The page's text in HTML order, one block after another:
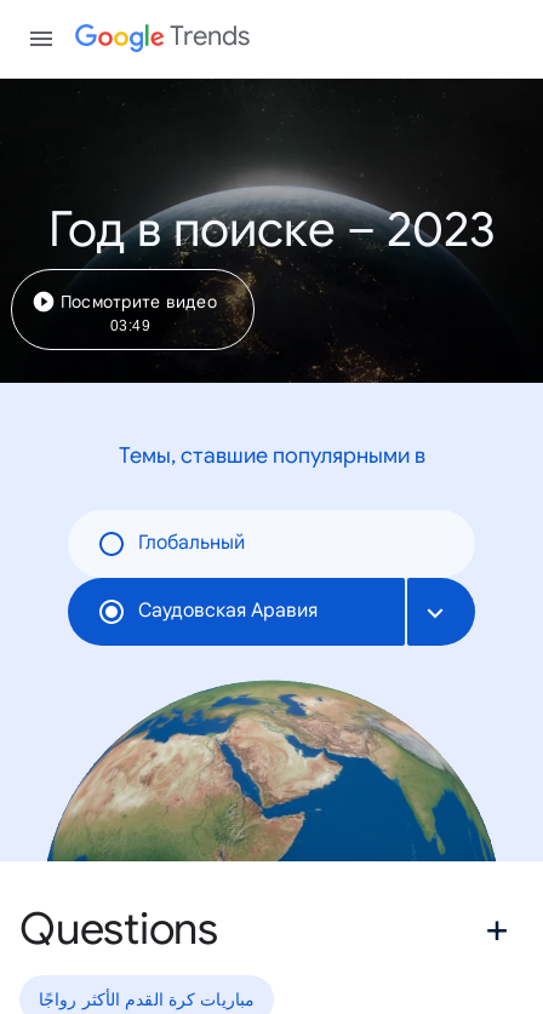
Trends
Год в поиске – 2023
Посмотрите видео
03:49
Темы, ставшие популярными в
Глобальный
Саудовская Аравия
Questions
مباريات كرة القدم الأكثر رواجًا